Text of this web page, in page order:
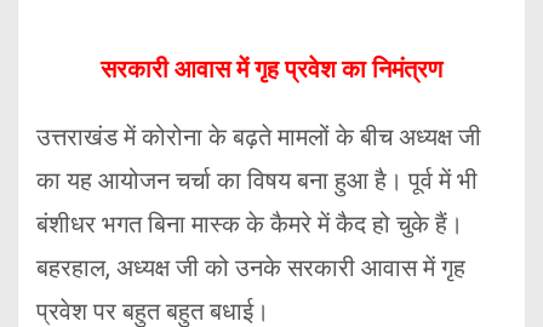
सरकारी आवास में गृह प्रवेश का निमंत्रण
उत्तराखंड में कोरोना के बढ़ते मामलों के बीच अध्यक्ष जी
का यह आयोजन चर्चा का विषय बना हुआ है। पूर्व में भी
बंशीधर भगत बिना मास्क के कैमरे में कैद हो चुके हैं।
बहरहाल, अध्यक्ष जी को उनके सरकारी आवास में गृह
प्रवेश पर बहुत बहुत बधाई।